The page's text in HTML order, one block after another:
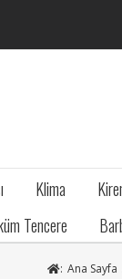
Klima
Tencere
: Ana Sayfa